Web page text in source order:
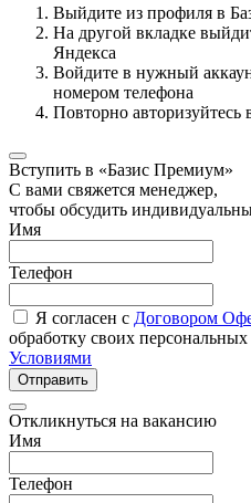
Выйдите из профиля в
На другой вкладке
Яндекса
Войдите в нужный
номером телефона
Повторно авторизуйтесь
Вступить в «Базис Премиум»
С вами свяжется менеджер,
чтобы обсудить
Имя
Телефон
Я согласен с Договором
обработку своих
Условиями
Отправить
Откликнуться на вакансию
Имя
Телефон